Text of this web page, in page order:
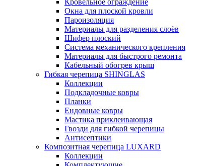
Кровельное ограждение
Окна для плоской кровли
Пароизоляция
Материалы для разделения слоёв
Шифер плоский
Система механического крепления
Материалы для быстрого ремонта
Кабельный обогрев крыш
Гибкая черепица SHINGLAS
Коллекции
Подкладочные ковры
Планки
Ендовные ковры
Мастика приклеивающая
Гвозди для гибкой черепицы
Антисептики
Композитная черепица LUXARD
Коллекции